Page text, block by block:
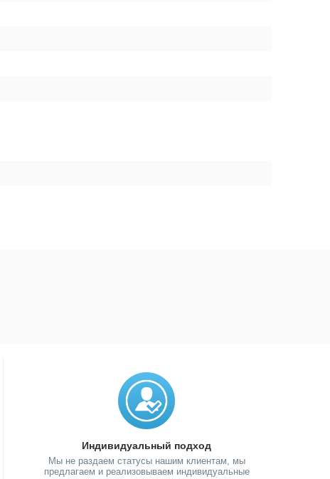
Индивидуальный подход
Мы не раздаем статусы нашим клиентам, мы
предлагаем и реализовываем индивидуальные